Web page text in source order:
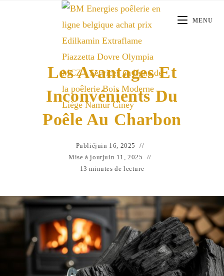
MENU
Les Avantages Et
Inconvénients Du
Poêle Au Charbon
Publiéjuin 16, 2025
Mise à jourjuin 11, 2025
13 minutes de lecture